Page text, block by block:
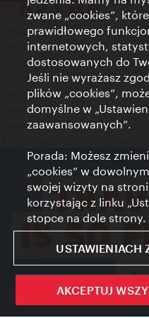
Kontakt
Credits
Zgoda na przetwarzanie
Terms of Use
Dostępność
Kontakt prasowy
Ustawienia cookies
zwane „cookies”,
prawidłowego
internetowych,
dostosowanych do
Jeśli nie wyrażasz
plików „cookies”,
domyślne w
zaawansowanych”.
Porada: Możesz
„cookies” w
swojej wizyty na
korzystając z linku
stopce na dole strony.
USTAWIENIACH
AKCEPTUJ